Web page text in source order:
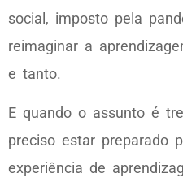
social, imposto pela
reimaginar a
e tanto.
E quando o assunto é
preciso estar preparado
experiência de